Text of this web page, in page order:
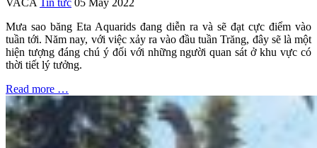
VACA Tin tức 05 May 2022
Mưa sao băng Eta Aquarids đang diễn ra và sẽ đạt cực điểm vào
tuần tới. Năm nay, với việc xảy ra vào đầu tuần Trăng, đây sẽ là một
hiện tượng đáng chú ý đối với những người quan sát ở khu vực có
thời tiết lý tưởng.
Read more …